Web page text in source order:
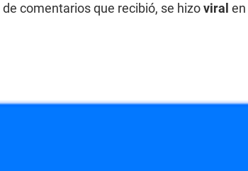
comentarios que recibió, se hizoviral en